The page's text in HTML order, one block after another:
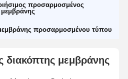
προσαρμοσμένος
προσαρμοσμένου τύπου
μεμβράνης